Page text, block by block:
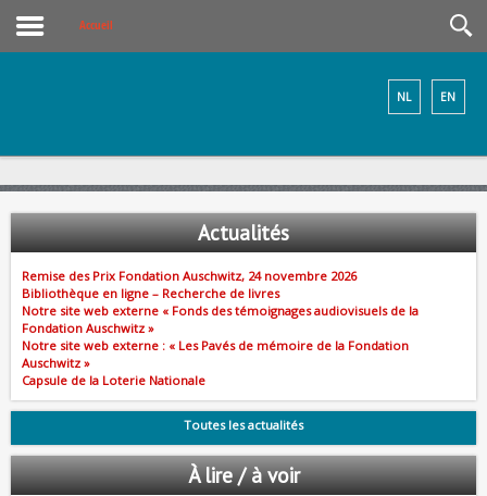
Accueil
EN
NL
Actualités
Remise des Prix Fondation Auschwitz, 24 novembre 2026
Bibliothèque en ligne – Recherche de livres
Notre site web externe « Fonds des témoignages audiovisuels de la
Fondation Auschwitz »
Notre site web externe : « Les Pavés de mémoire de la Fondation
Auschwitz »
Capsule de la Loterie Nationale
Toutes les actualités
À lire / à voir